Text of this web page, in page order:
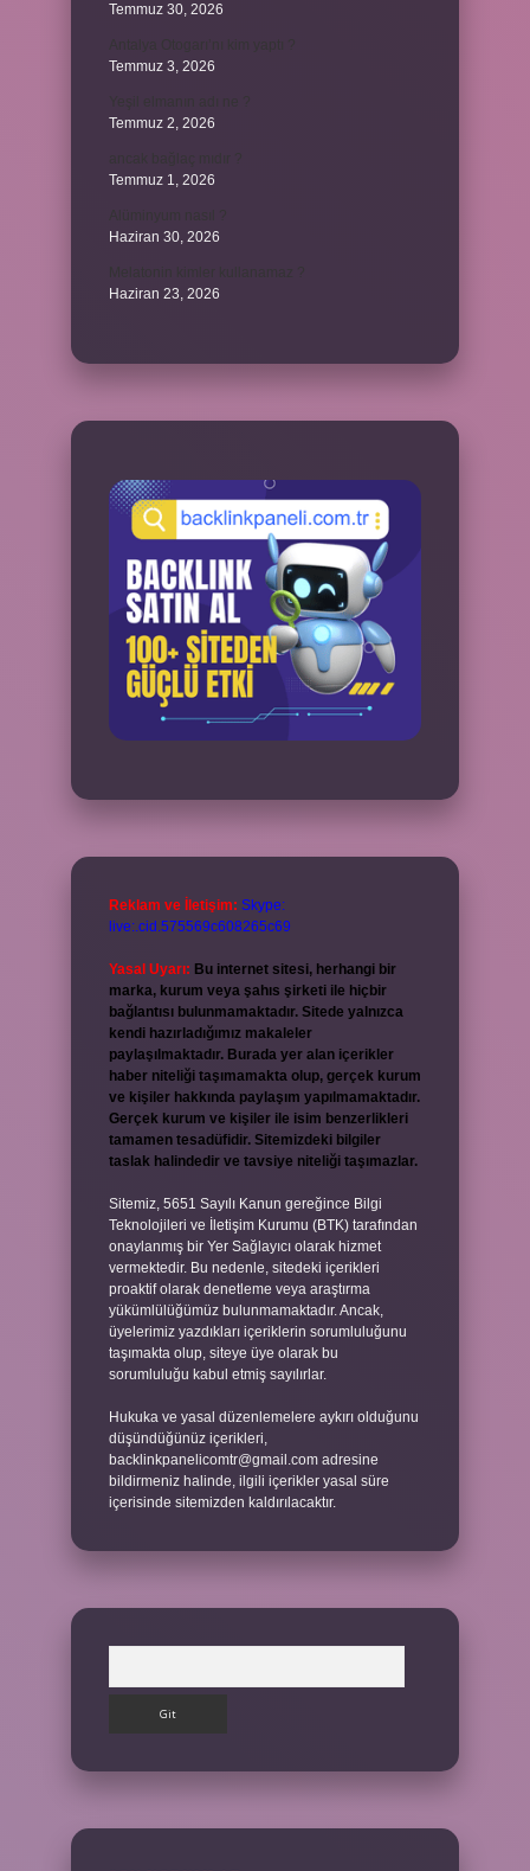
Temmuz 30, 2026
Temmuz 3, 2026
Temmuz 2, 2026
Temmuz 1, 2026
Haziran 30, 2026
Haziran 23, 2026
Reklam ve İletişim: Skype:
live:.cid.575569c608265c69
Yasal Uyarı: Bu internet sitesi, herhangi bir
marka, kurum veya şahıs şirketi ile hiçbir
bağlantısı bulunmamaktadır. Sitede yalnızca
kendi hazırladığımız makaleler
paylaşılmaktadır. Burada yer alan içerikler
haber niteliği taşımamakta olup, gerçek kurum
ve kişiler hakkında paylaşım yapılmamaktadır.
Gerçek kurum ve kişiler ile isim benzerlikleri
tamamen tesadüfidir. Sitemizdeki bilgiler
taslak halindedir ve tavsiye niteliği taşımazlar.
Sitemiz, 5651 Sayılı Kanun gereğince Bilgi
Teknolojileri ve İletişim Kurumu (BTK) tarafından
onaylanmış bir Yer Sağlayıcı olarak hizmet
vermektedir. Bu nedenle, sitedeki içerikleri
proaktif olarak denetleme veya araştırma
yükümlülüğümüz bulunmamaktadır. Ancak,
üyelerimiz yazdıkları içeriklerin sorumluluğunu
taşımakta olup, siteye üye olarak bu
sorumluluğu kabul etmiş sayılırlar.
Hukuka ve yasal düzenlemelere aykırı olduğunu
düşündüğünüz içerikleri,
backlinkpanelicomtr@gmail.com adresine
bildirmeniz halinde, ilgili içerikler yasal süre
içerisinde sitemizden kaldırılacaktır.